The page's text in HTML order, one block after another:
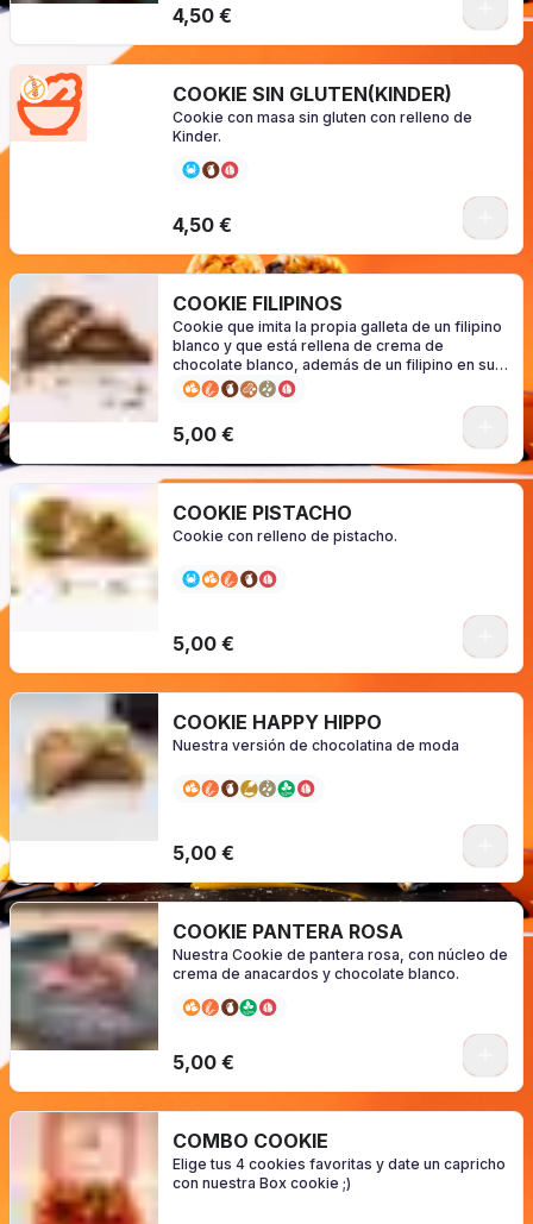
4,50 €
COOKIE SIN GLUTEN(KINDER)
Cookie con masa sin gluten con relleno de
Kinder.
4,50 €
COOKIE FILIPINOS
Cookie que imita la propia galleta de un filipino
blanco y que está rellena de crema de
chocolate blanco, además de un filipino en su
interior.
5,00 €
COOKIE PISTACHO
Cookie con relleno de pistacho.
5,00 €
COOKIE HAPPY HIPPO
Nuestra versión de chocolatina de moda
5,00 €
COOKIE PANTERA ROSA
Nuestra Cookie de pantera rosa, con núcleo de
crema de anacardos y chocolate blanco.
5,00 €
COMBO COOKIE
Elige tus 4 cookies favoritas y date un capricho
con nuestra Box cookie ;)